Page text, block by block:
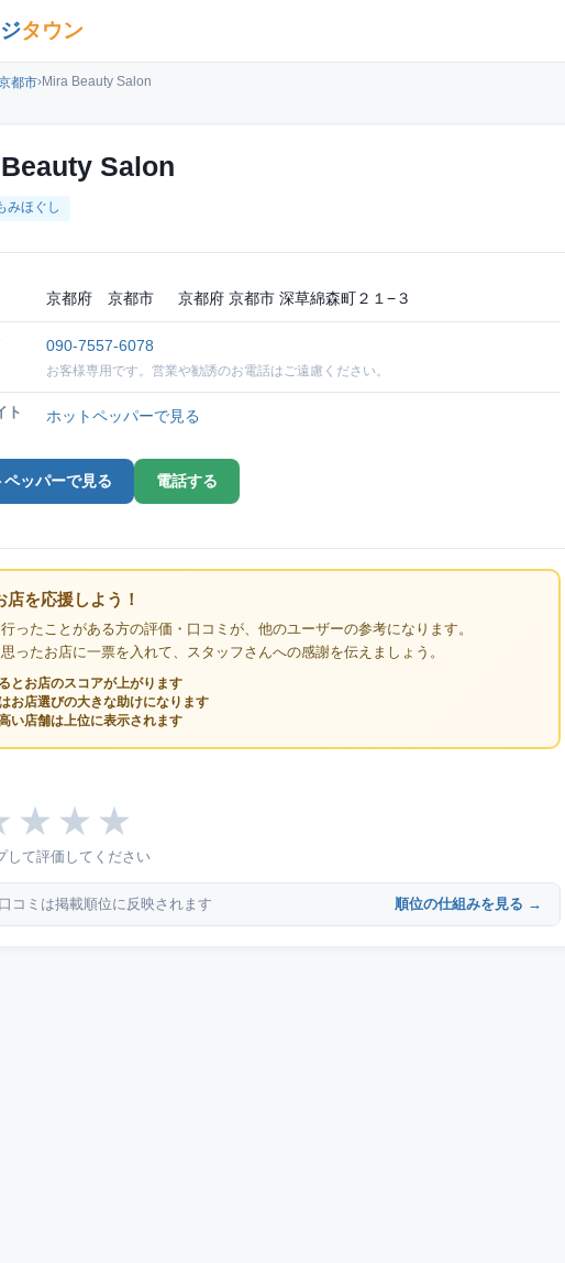
タウン
都市›Mira Beauty Salon
Salon
みほぐし
京都府 京都市 京都府 京都市 深草綿森町２１−３
090-7557-6078
お客様専用です。営業や勧誘のお電話はご遠慮ください。
ト ホットペッパーで見る
ペッパーで見る 電話する
店を応援しよう！
ったことがある方の評価・口コミが、他のユーザーの参考になります。
ったお店に一票を入れて、スタッフさんへの感謝を伝えましょう。
とお店のスコアが上がります
お店選びの大きな助けになります
い店舗は上位に表示されます
★ ★ ★
して評価してください
コミは掲載順位に反映されます 順位の仕組みを見る →